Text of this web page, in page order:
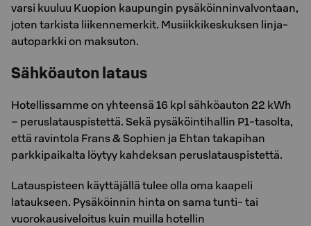
varsi kuuluu Kuopion kaupungin pysäköinninvalvontaan,
joten tarkista liikennemerkit. Musiikkikeskuksen linja-
autoparkki on maksuton.
Sähköauton lataus
Hotellissamme on yhteensä 16 kpl sähköauton 22 kWh
– peruslatauspistettä. Sekä pysäköintihallin P1-tasolta,
että ravintola Frans & Sophien ja Ehtan takapihan
parkkipaikalta löytyy kahdeksan peruslatauspistettä.
Latauspisteen käyttäjällä tulee olla oma kaapeli
lataukseen. Pysäköinnin hinta on sama tunti- tai
vuorokausiveloitus kuin muilla hotellin